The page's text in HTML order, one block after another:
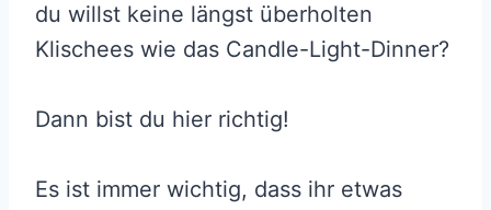
du willst keine längst überholten
Klischees wie das Candle-Light-Dinner?
Dann bist du hier richtig!
Es ist immer wichtig, dass ihr etwas